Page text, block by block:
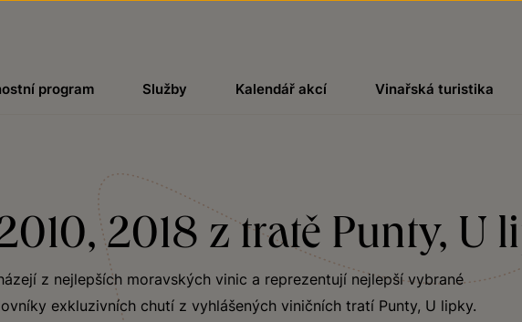
program Služby Kalendář akcí Vinařská turistika
2018 z tratě Punty, U
z nejlepších moravských vinic a reprezentují nejlepší vybrané
exkluzivních chutí z vyhlášených viničních tratí Punty, U lipky.